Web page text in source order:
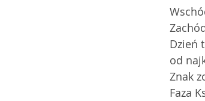
Dzień
od
Znak
Faza